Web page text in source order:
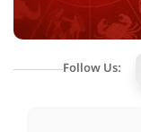
Follow Us: